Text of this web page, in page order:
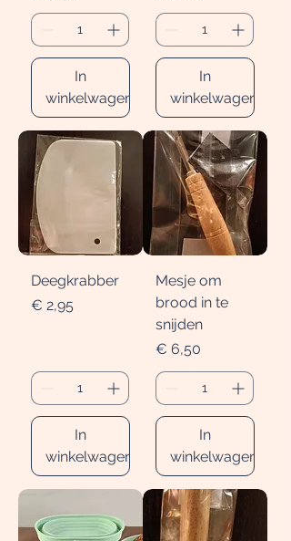
In
winkelwagen
In
winkelwagen
Deegkrabber
Prijs
€ 2,95
In
winkelwagen
Mesje om
brood in te
snijden
Prijs
€ 6,50
In
winkelwagen